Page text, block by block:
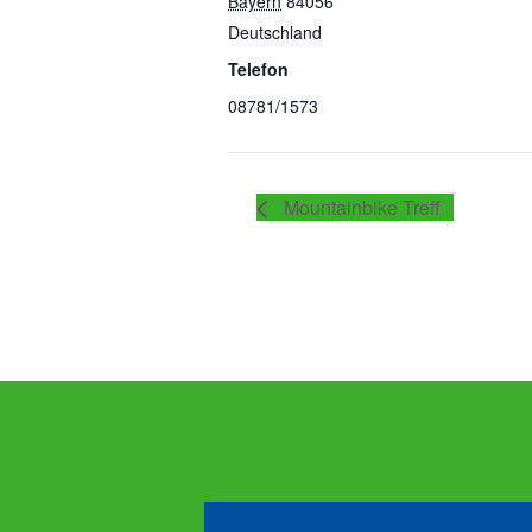
Deutschland
Telefon
08781/1573
Mountainbike Treff